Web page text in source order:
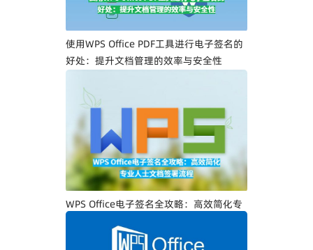
使用WPS Office PDF工具进行电子签名的
好处：提升文档管理的效率与安全性
WPS Office电子签名全攻略：高效简化专